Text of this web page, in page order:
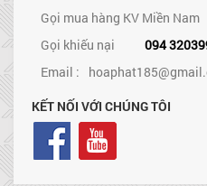
Gọi mua hàng KV Miền Nam
Gọi khiếu nại
094
Email :
KẾT NỐI VỚI CHÚNG TÔI